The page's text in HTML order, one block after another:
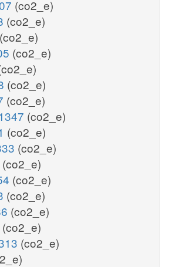
(co2_e)
(co2_e)
(co2_e)
(co2_e)
(co2_e)
(co2_e)
(co2_e)
(co2_e)
(co2_e)
(co2_e)
(co2_e)
(co2_e)
(co2_e)
(co2_e)
(co2_e)